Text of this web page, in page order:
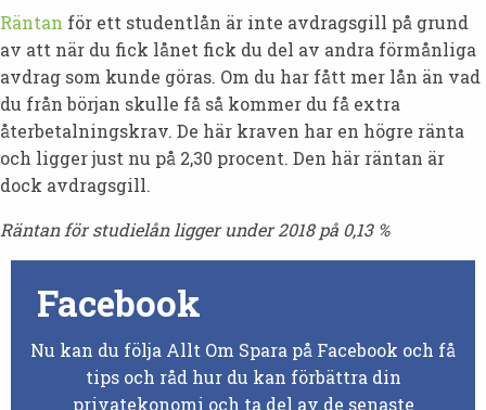
Räntan för ett studentlån är inte avdragsgill på grund
av att när du fick lånet fick du del av andra förmånliga
avdrag som kunde göras. Om du har fått mer lån än vad
du från början skulle få så kommer du få extra
återbetalningskrav. De här kraven har en högre ränta
och ligger just nu på 2,30 procent. Den här räntan är
dock avdragsgill.
Räntan för studielån ligger under 2018 på 0,13 %
Facebook
Nu kan du följa Allt Om Spara på Facebook och få
tips och råd hur du kan förbättra din
privatekonomi och ta del av de senaste